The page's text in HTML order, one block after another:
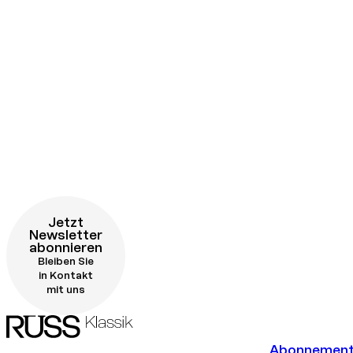
Jetzt
Newsletter
abonnieren
Bleiben Sie
in Kontakt
mit uns